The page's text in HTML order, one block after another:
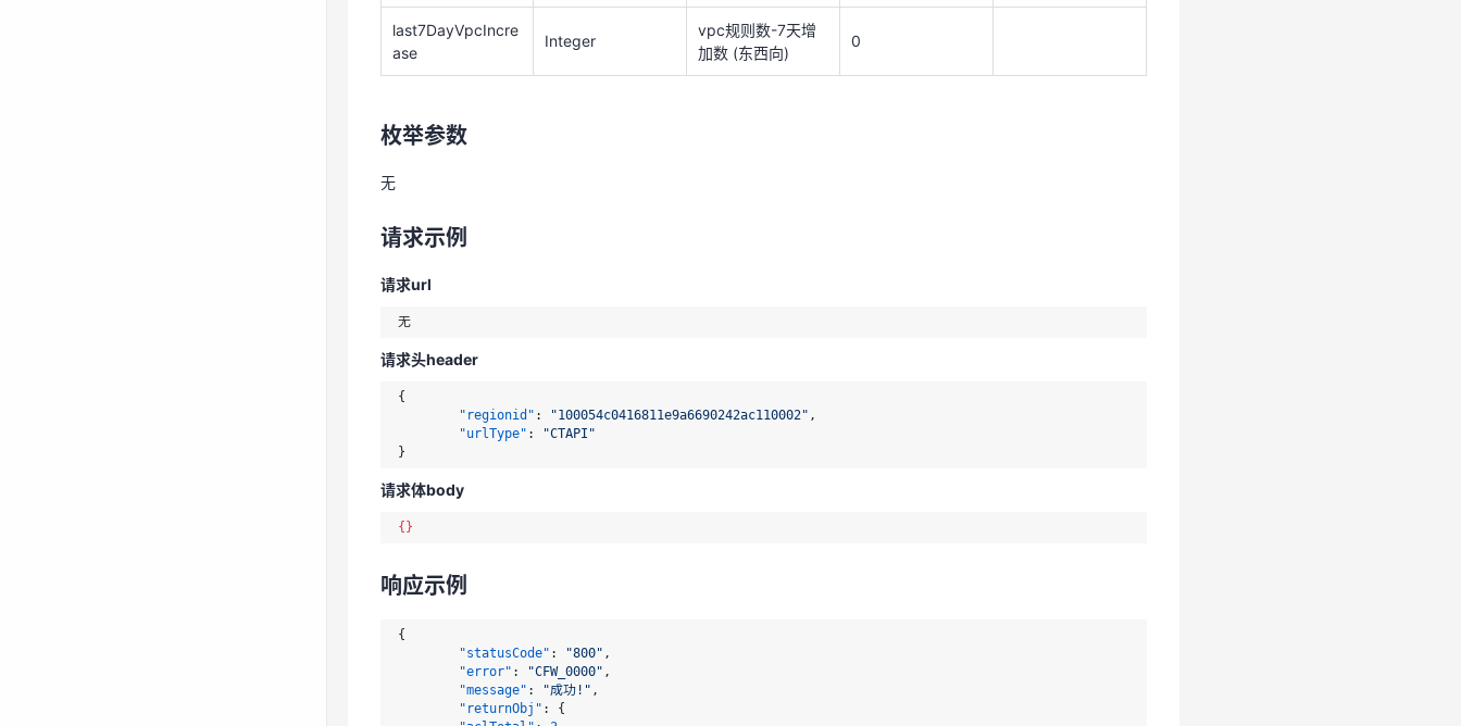
请求示例
请求url
请求头header
}
响应示例
"statusCode": "800"
"returnObj"
"outTotal"
"last7DayOutIncrease"
"whiteTotal" : 0,
"last7DayWhiteIncrease"
"usedQuotaTotal": 3
"ruleLimit" : 4000
last7DayVpcIncre
ase
Integer
vpc规则数-7天增
加数 (东西向)
0
枚举参数
无
请求示例
请求url
无
请求头header
{
"regionid" : "100054c0416811e9a6690242ac110002" ,
"urlType" :
"CTAPI"
}
请求体body
{}
响应示例
{
"statusCode" : "800" ,
"error" : "CFW_0000" ,
"message" : "成功!" ,
"returnObj" :
{